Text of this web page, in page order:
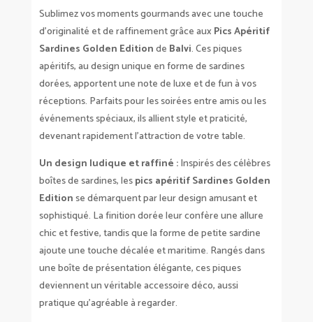
Sublimez vos moments gourmands avec une touche
d’originalité et de raffinement grâce aux Pics Apéritif
Sardines Golden Editionde Balvi. Ces piques
apéritifs, au design unique en forme de sardines
dorées, apportent une note de luxe et de fun à vos
réceptions. Parfaits pour les soirées entre amis ou les
événements spéciaux, ils allient style et praticité,
devenant rapidement l’attraction de votre table.
Un design ludique et raffiné :Inspirés des célèbres
boîtes de sardines, lespics apéritif Sardines Golden
Editionse démarquent par leur design amusant et
sophistiqué. La finition dorée leur confère une allure
chic et festive, tandis que la forme de petite sardine
ajoute une touche décalée et maritime. Rangés dans
une boîte de présentation élégante, ces piques
deviennent un véritable accessoire déco, aussi
pratique qu’agréable à regarder.